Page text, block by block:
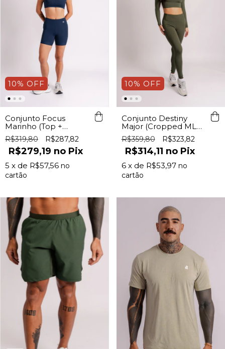
10% OFF
Conjunto Focus
Marinho (Top +
Shorts)
R$319,80 R$287,82
R$279,19 Pix
5 x de R$57,56
10% OFF
Conjunto Destiny
Major (Cropped ML+
Legging c/ Bolso)
R$359,80 R$323,82
R$314,11 Pix
6 x de R$53,97